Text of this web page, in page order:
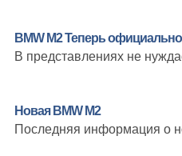
BMW M2 Теперь официально
В представлениях не
Новая BMW M2
Последняя информация о